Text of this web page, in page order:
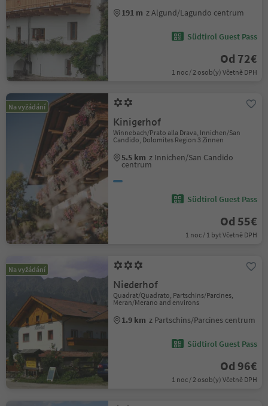
191 m z Algund/Lagundo centrum
Südtirol Guest Pass
Od 72€
1 noc / 2 osob(y) Včetně DPH
Na vyžádání
Kinigerhof
Winnebach/Prato alla Drava, Innichen/San
Candido, Dolomites Region 3 Zinnen
5.5 km z Innichen/San Candido
centrum
Südtirol Guest Pass
Od 55€
1 noc / 1 byt Včetně DPH
Na vyžádání
Niederhof
Quadrat/Quadrato, Partschins/Parcines,
Meran/Merano and environs
1.9 km z Partschins/Parcines centrum
Südtirol Guest Pass
Od 96€
1 noc / 2 osob(y) Včetně DPH